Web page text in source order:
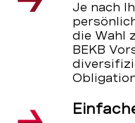
Je nach
die Wahl
BEKB